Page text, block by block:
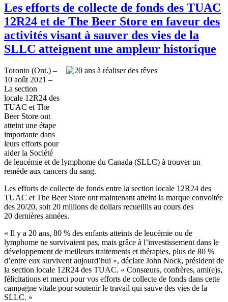
Les efforts de collecte de fonds des TUAC
12R24 et de The Beer Store en faveur des
activités visant à sauver des vies de la
SLLC atteignent une ampleur historique
Toronto (Ont.) –
10 août 2021 –
La section
locale 12R24 des
TUAC et The
Beer Store ont
atteint une étape
importante dans
leurs efforts pour
aider la Société
de leucémie et de lymphome du Canada (SLLC) à trouver un
remède aux cancers du sang.
Les efforts de collecte de fonds entre la section locale 12R24 des
TUAC et The Beer Store ont maintenant atteint la marque convoitée
des 20/20, soit 20 millions de dollars recueillis au cours des
20 dernières années.
« Il y a 20 ans, 80 % des enfants atteints de leucémie ou de
lymphome ne survivaient pas, mais grâce à l’investissement dans le
développement de meilleurs traitements et thérapies, plus de 80 %
d’entre eux survivent aujourd’hui », déclare John Nock, président de
la section locale 12R24 des TUAC. « Consœurs, confrères, ami(e)s,
félicitations et merci pour vos efforts de collecte de fonds dans cette
campagne vitale pour soutenir le travail qui sauve des vies de la
SLLC. »